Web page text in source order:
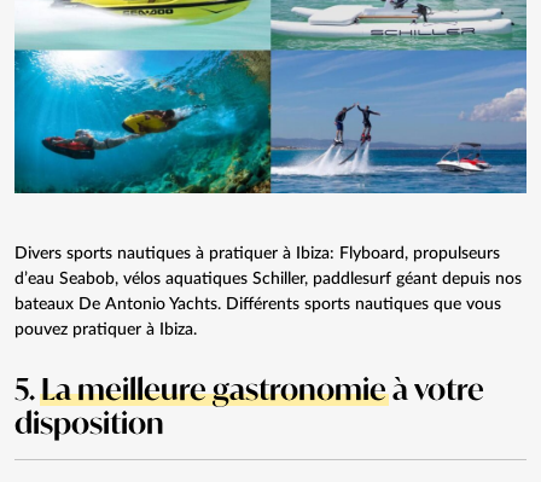
Divers sports nautiques à pratiquer à Ibiza: Flyboard, propulseurs
d’eau Seabob, vélos aquatiques Schiller, paddlesurf géant depuis nos
bateaux De Antonio Yachts. Différents sports nautiques que vous
pouvez pratiquer à Ibiza.
5.La meilleure gastronomieà votre
disposition